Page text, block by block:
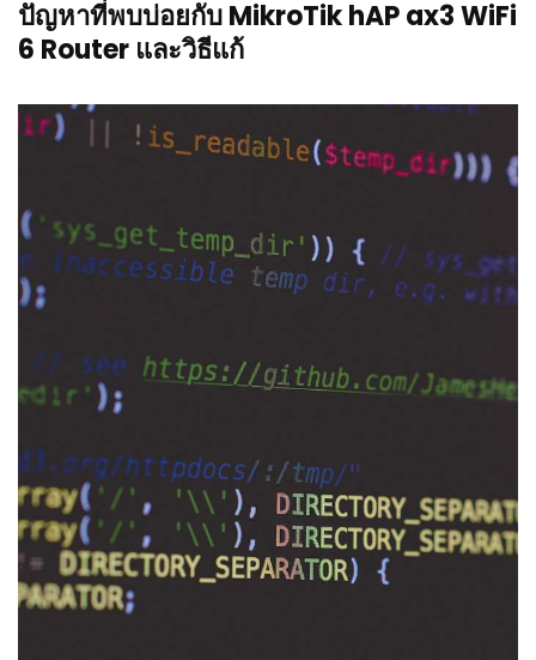
ปัญหาที่พบบ่อยกับ MikroTik hAP ax3 WiFi
6 Router และวิธีแก้